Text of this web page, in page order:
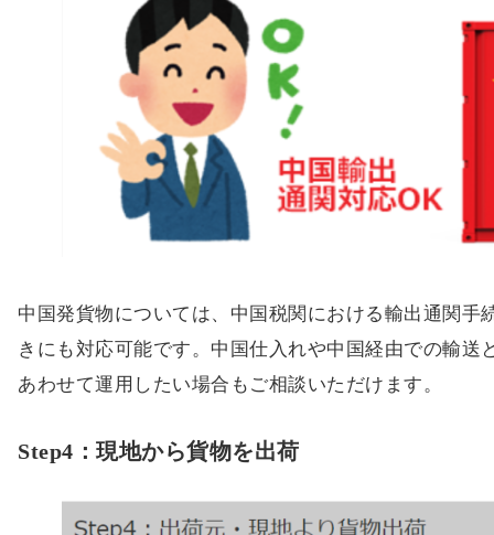
中国発貨物については、中国税関における輸出通関手
きにも対応可能です。中国仕入れや中国経由での輸送
あわせて運用したい場合もご相談いただけます。
Step4：現地から貨物を出荷